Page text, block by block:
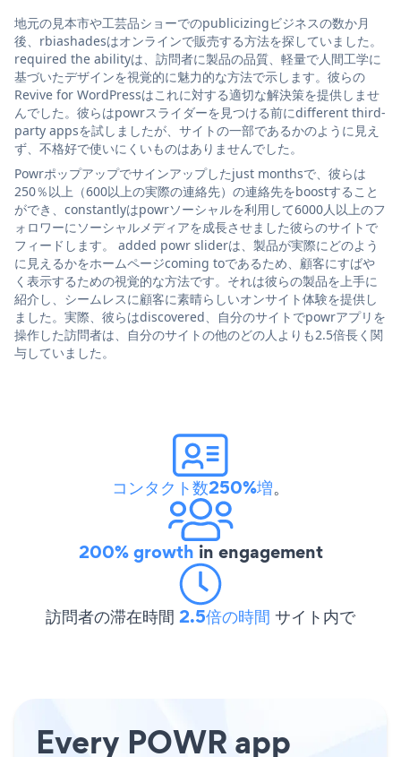
地元の見本市や工芸品ショーでのpublicizingビジネスの数か月
後、rbiashadesはオンラインで販売する方法を探していました。
required the abilityは、訪問者に製品の品質、軽量で人間工学に
基づいたデザインを視覚的に魅力的な方法で示します。彼らの
Revive for WordPressはこれに対する適切な解決策を提供しませ
んでした。彼らはpowrスライダーを見つける前にdifferent third-
party appsを試しましたが、サイトの一部であるかのように見え
ず、不格好で使いにくいものはありませんでした。
Powrポップアップでサインアップしたjust monthsで、彼らは
250％以上（600以上の実際の連絡先）の連絡先をboostすること
ができ、constantlyはpowrソーシャルを利用して6000人以上のフ
ォロワーにソーシャルメディアを成長させました彼らのサイトで
フィードします。 added powr sliderは、製品が実際にどのよう
に見えるかをホームページcoming toであるため、顧客にすばや
く表示するための視覚的な方法です。それは彼らの製品を上手に
紹介し、シームレスに顧客に素晴らしいオンサイト体験を提供し
ました。実際、彼らはdiscovered、自分のサイトでpowrアプリを
操作した訪問者は、自分のサイトの他のどの人よりも2.5倍長く関
与していました。
コンタクト数250%増。
200% growth in engagement
訪問者の滞在時間 2.5倍の時間 サイト内で
Every POWR app